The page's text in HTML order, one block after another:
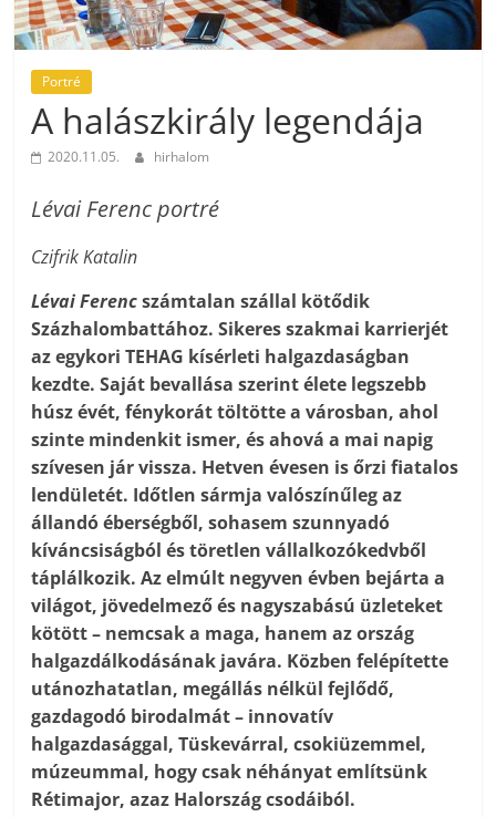
Portré
A halászkirály legendája
2020.11.05. hirhalom
Lévai Ferenc portré
Czifrik Katalin
Lévai Ferencszámtalan szállal kötődik
Százhalombattához. Sikeres szakmai karrierjét
az egykori TEHAG kísérleti halgazdaságban
kezdte. Saját bevallása szerint élete legszebb
húsz évét, fénykorát töltötte a városban, ahol
szinte mindenkit ismer, és ahová a mai napig
szívesen jár vissza. Hetven évesen is őrzi fiatalos
lendületét. Időtlen sármja valószínűleg az
állandó éberségből, sohasem szunnyadó
kíváncsiságból és töretlen vállalkozókedvből
táplálkozik. Az elmúlt negyven évben bejárta a
világot, jövedelmező és nagyszabású üzleteket
kötött – nemcsak a maga, hanem az ország
halgazdálkodásának javára. Közben felépítette
utánozhatatlan, megállás nélkül fejlődő,
gazdagodó birodalmát – innovatív
halgazdasággal, Tüskevárral, csokiüzemmel,
múzeummal, hogy csak néhányat említsünk
Rétimajor, azaz Halország csodáiból.